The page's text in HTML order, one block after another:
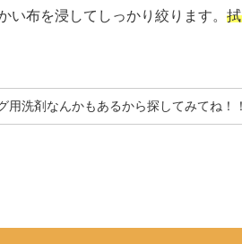
布を浸してしっかり絞ります。
用洗剤なんかもあるから探してみてね！